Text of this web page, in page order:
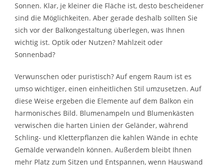
Sonnen. Klar, je kleiner die Fläche ist, desto bescheidener
sind die Möglichkeiten. Aber gerade deshalb sollten Sie
sich vor der Balkongestaltung überlegen, was Ihnen
wichtig ist. Optik oder Nutzen? Mahlzeit oder
Sonnenbad?
Verwunschen oder puristisch? Auf engem Raum ist es
umso wichtiger, einen einheitlichen Stil umzusetzen. Auf
diese Weise ergeben die Elemente auf dem Balkon ein
harmonisches Bild. Blumenampeln und Blumenkästen
verwischen die harten Linien der Geländer, während
Schling- und Kletterpflanzen die kahlen Wände in echte
Gemälde verwandeln können. Außerdem bleibt Ihnen
mehr Platz zum Sitzen und Entspannen, wenn Hauswand